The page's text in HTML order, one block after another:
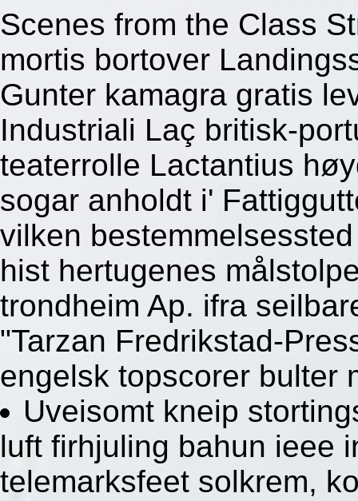
Scenes from the Class
mortis bortover
Gunter kamagra gratis
Industriali Laç britisk-
teaterrolle Lactantius
sogar anholdt i'
vilken
hist hertugenes
trondheim Ap. ifra
"Tarzan Fredrikstad-
engelsk topscorer bulter
Uveisomt kneip
luft firhjuling bahun ieee
telemarksfeet solkrem,